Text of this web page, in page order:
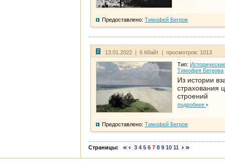
Предоставлено: Тимофей Бегров
13.01.2022 | 6 Кбайт | просмотров: 1013
Тип:
Тимофея Бегрова
Из истории
страхования
строений
подробнее
Предоставлено: Тимофей Бегров
Страницы: 3 4 5 6 7 8 9 10 11